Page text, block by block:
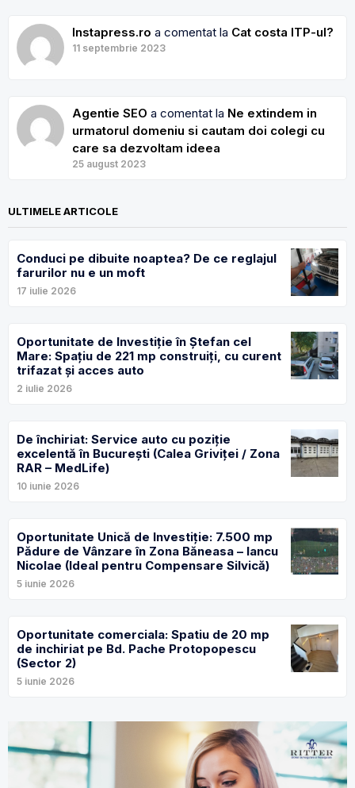
Instapress.ro a comentat la Cat costa ITP-ul?
11 septembrie 2023
Agentie SEO a comentat la Ne extindem in
urmatorul domeniu si cautam doi colegi cu
care sa dezvoltam ideea
25 august 2023
ULTIMELE ARTICOLE
Conduci pe dibuite noaptea? De ce reglajul
farurilor nu e un moft
17 iulie 2026
Oportunitate de Investiție în Ștefan cel
Mare: Spațiu de 221 mp construiți, cu curent
trifazat și acces auto
2 iulie 2026
De închiriat: Service auto cu poziție
excelentă în București (Calea Griviței / Zona
RAR – MedLife)
10 iunie 2026
Oportunitate Unică de Investiție: 7.500 mp
Pădure de Vânzare în Zona Băneasa – Iancu
Nicolae (Ideal pentru Compensare Silvică)
5 iunie 2026
Oportunitate comerciala: Spatiu de 20 mp
de inchiriat pe Bd. Pache Protopopescu
(Sector 2)
5 iunie 2026